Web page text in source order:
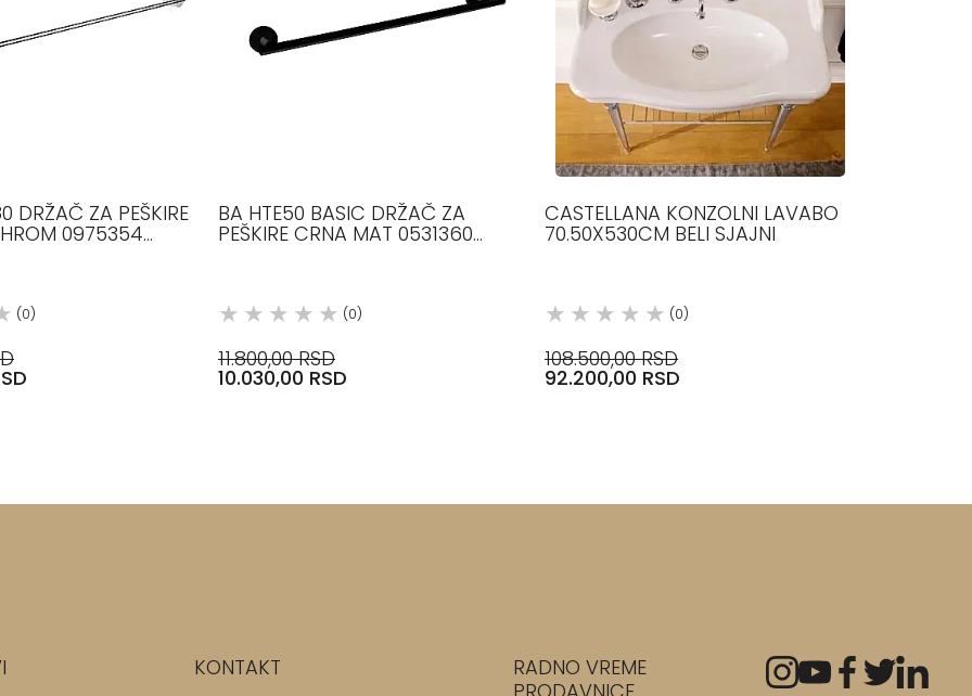
DRŽAČ ZA PEŠKIRE
0975354
(0)
BA HTE50 BASIC DRŽAČ ZA
PEŠKIRE CRNA MAT 0531360
(0)
11.800,00 RSD
10.030,00 RSD
CASTELLANA KONZOLNI LAVABO
70.50X530CM BELI SJAJNI
(0)
108.500,00 RSD
92.200,00 RSD
KONTAKT
RADNO VREME